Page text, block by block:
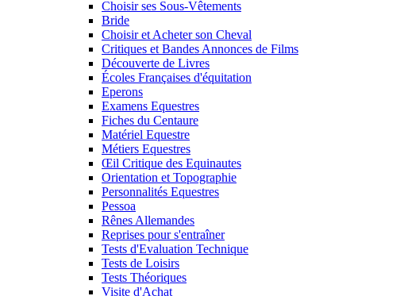
Choisir ses Sous-Vêtements
Bride
Choisir et Acheter son Cheval
Critiques et Bandes Annonces de Films
Découverte de Livres
Écoles Françaises d'équitation
Eperons
Examens Equestres
Fiches du Centaure
Matériel Equestre
Métiers Equestres
Œil Critique des Equinautes
Orientation et Topographie
Personnalités Equestres
Pessoa
Rênes Allemandes
Reprises pour s'entraîner
Tests d'Evaluation Technique
Tests de Loisirs
Tests Théoriques
Visite d'Achat